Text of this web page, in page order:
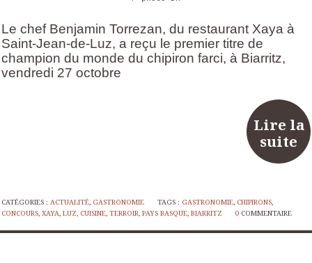
Le chef Benjamin Torrezan, du restaurant Xaya à
Saint-Jean-de-Luz, a reçu le premier titre de
champion du monde du chipiron farci, à Biarritz,
vendredi 27 octobre
Lire la
suite
CATÉGORIES : ACTUALITÉ, GASTRONOMIE TAGS : GASTRONOMIE, CHIPIRONS,
CONCOURS, XAYA, LUZ, CUISINE, TERROIR, PAYS BASQUE, BIARRITZ 0 COMMENTAIRE